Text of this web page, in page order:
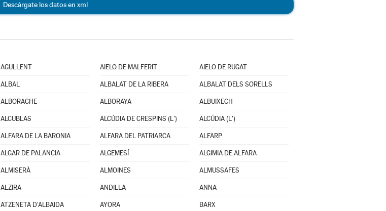
Descárgate los datos en xml
AGULLENT AIELO DE MALFERIT AIELO DE RUGAT
ALBAL ALBALAT DE LA RIBERA ALBALAT DELS SORELLS
ALBORACHE ALBORAYA ALBUIXECH
ALCUBLAS ALCÚDIA DE CRESPINS (L') ALCÚDIA (L')
ALFARA DE LA BARONIA ALFARA DEL PATRIARCA ALFARP
ALGAR DE PALANCIA ALGEMESÍ ALGIMIA DE ALFARA
ALMISERÀ ALMOINES ALMUSSAFES
ALZIRA ANDILLA ANNA
ATZENETA D'ALBAIDA AYORA BARX